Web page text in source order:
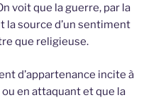
voit que la guerre, par la
la source d’un sentiment
que religieuse.
d’appartenance incite à
en attaquant et que la